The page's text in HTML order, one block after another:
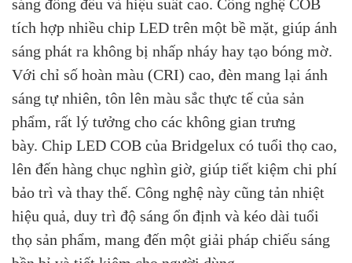
sáng đồng đều và hiệu suất cao. Công nghệ COB
tích hợp nhiều chip LED trên một bề mặt, giúp ánh
sáng phát ra không bị nhấp nháy hay tạo bóng mờ.
Với chỉ số hoàn màu (CRI) cao, đèn mang lại ánh
sáng tự nhiên, tôn lên màu sắc thực tế của sản
phẩm, rất lý tưởng cho các không gian trưng
bày. Chip LED COB của Bridgelux có tuổi thọ cao,
lên đến hàng chục nghìn giờ, giúp tiết kiệm chi phí
bảo trì và thay thế. Công nghệ này cũng tản nhiệt
hiệu quả, duy trì độ sáng ổn định và kéo dài tuổi
thọ sản phẩm, mang đến một giải pháp chiếu sáng